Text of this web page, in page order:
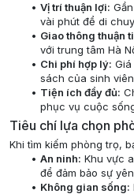
Vị trí thuận lợi:
vài phút để di
Giao thông thuận
với trung tâm Hà
Chi phí hợp lý:
sách của sinh
Tiện ích đầy đủ:
phục vụ cuộc
Tiêu chí lựa chọn
Khi tìm kiếm phòng trọ,
An ninh: Khu vực
để đảm bảo sự
Không gian sống: